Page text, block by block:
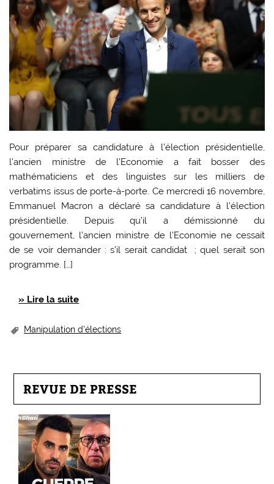
Pour préparer sa candidature à l’élection présidentielle,
l’ancien ministre de l’Economie a fait bosser des
mathématiciens et des linguistes sur les milliers de
verbatims issus de porte-à-porte. Ce mercredi 16 novembre,
Emmanuel Macron a déclaré sa candidature à l’élection
présidentielle. Depuis qu’il a démissionné du
gouvernement, l’ancien ministre de l’Economie ne cessait
de se voir demander : s’il serait candidat ; quel serait son
programme. […]
» Lire la suite
Manipulation d'élections
REVUE DE PRESSE